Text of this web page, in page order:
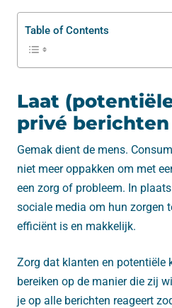
Table of Contents
Laat
privé
Gemak dient de mens.
niet meer oppakken om met
een zorg of probleem. In
sociale media om hun zorgen
efficiënt is en makkelijk.
Zorg dat klanten en potentiële
bereiken op de manier die zij
je op alle berichten reageert